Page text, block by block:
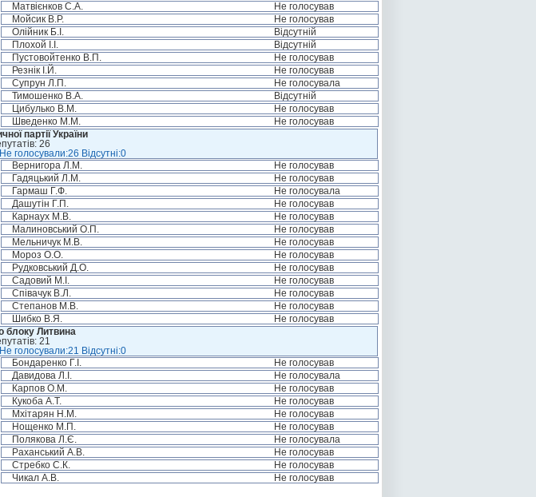
Матвієнков С.А.
Не голосував
Мойсик В.Р.
Не голосував
Олійник Б.І.
Відсутній
Плохой І.І.
Відсутній
Пустовойтенко В.П.
Не голосував
Резнік І.Й.
Не голосував
Супрун Л.П.
Не голосувала
Тимошенко В.А.
Відсутній
Цибулько В.М.
Не голосував
Шведенко М.М.
Не голосував
партії України
26
голосували:26 Відсутні:0
Вернигора Л.М.
Не голосував
Гадяцький Л.М.
Не голосував
Гармаш Г.Ф.
Не голосувала
Дашутін Г.П.
Не голосував
Карнаух М.В.
Не голосував
Малиновський О.П.
Не голосував
Мельничук М.В.
Не голосував
Мороз О.О.
Не голосував
Рудковський Д.О.
Не голосував
Садовий М.І.
Не голосував
Співачук В.Л.
Не голосував
Степанов М.В.
Не голосував
Шибко В.Я.
Не голосував
блоку Литвина
21
голосували:21 Відсутні:0
Бондаренко Г.І.
Не голосував
Давидова Л.І.
Не голосувала
Карпов О.М.
Не голосував
Кукоба А.Т.
Не голосував
Мхітарян Н.М.
Не голосував
Нощенко М.П.
Не голосував
Полякова Л.Є.
Не голосувала
Раханський А.В.
Не голосував
Стребко С.К.
Не голосував
Чикал А.В.
Не голосував